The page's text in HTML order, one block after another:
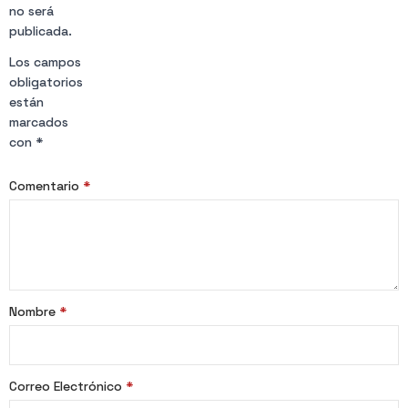
no será
publicada.
Los campos
obligatorios
están
marcados
con *
Comentario *
Nombre *
Correo Electrónico *